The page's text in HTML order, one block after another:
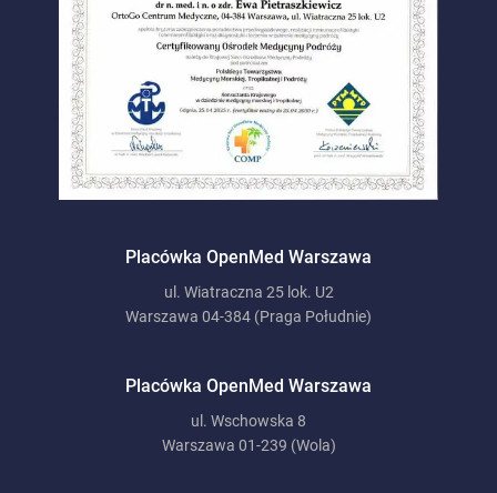
Placówka OpenMed Warszawa
ul. Wiatraczna 25 lok. U2
Warszawa 04-384 (Praga Południe)
Placówka OpenMed Warszawa
ul. Wschowska 8
Warszawa 01-239 (Wola)